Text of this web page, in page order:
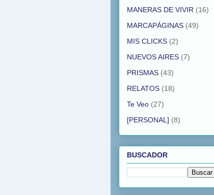
MANERAS DE VIVIR (16)
MARCAPÁGINAS (49)
MIS CLICKS (2)
NUEVOS AIRES (7)
PRISMAS (43)
RELATOS (18)
Te Veo (27)
[PERSONAL] (8)
BUSCADOR